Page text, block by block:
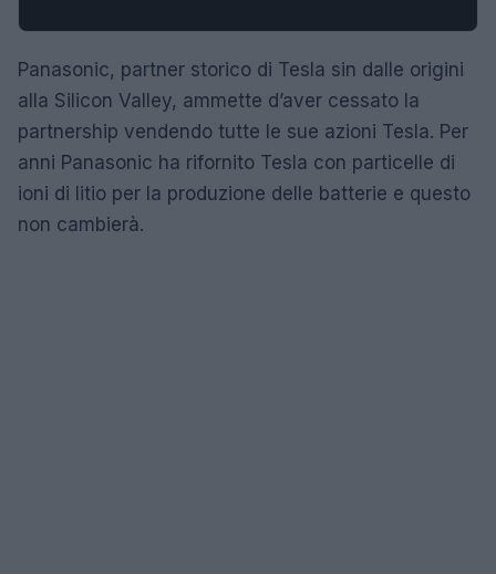
Panasonic, partner storico di Tesla sin dalle origini
alla Silicon Valley, ammette d’aver cessato la
partnership vendendo tutte le sue azioni Tesla. Per
anni Panasonic ha rifornito Tesla con particelle di
ioni di litio per la produzione delle batterie e questo
non cambierà.